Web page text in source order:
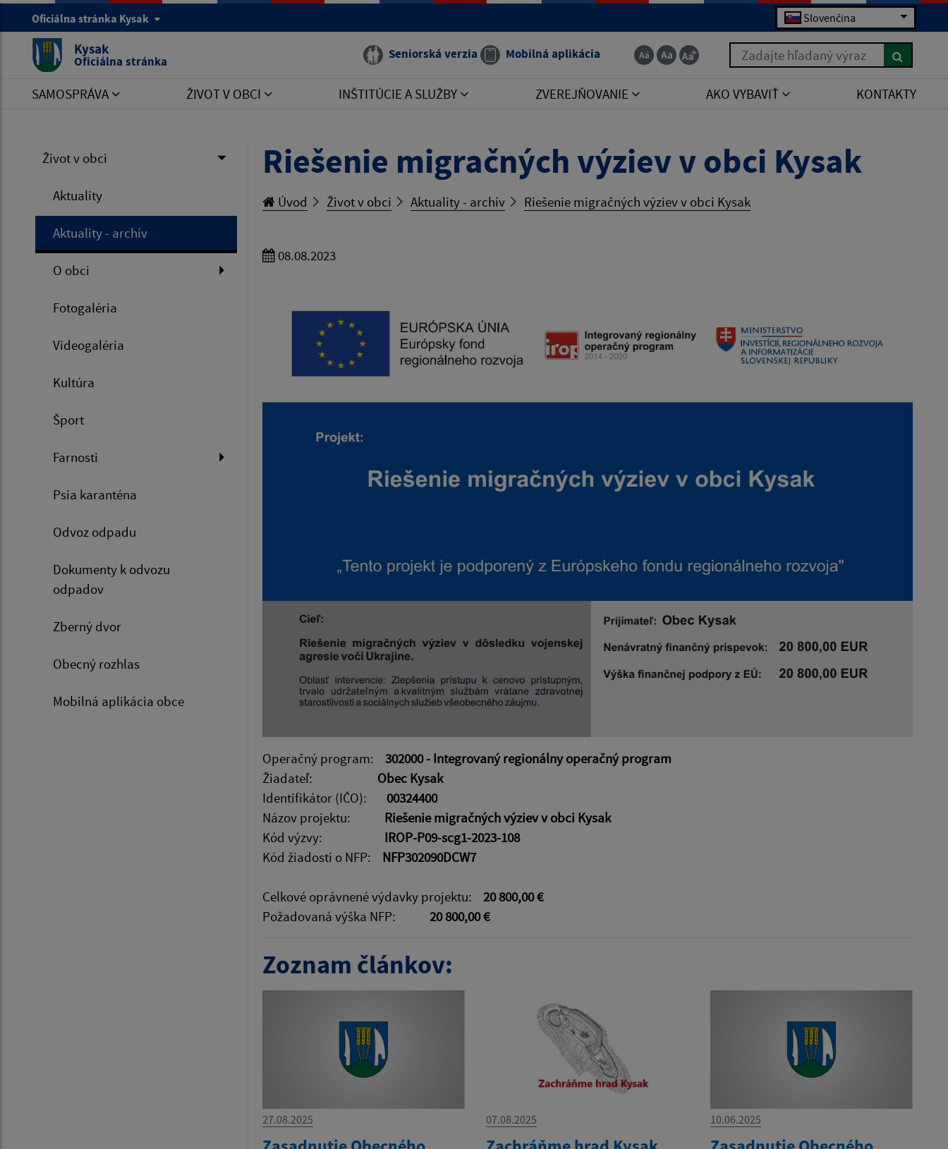
Oficiálna stránka Kysak Slovenčina
Kysak
Oficiálna stránka Seniorská verzia Mobilná aplikácia Zadajte hľadaný výraz
SAMOSPRÁVA ŽIVOT V OBCI INŠTITÚCIE A SLUŽBY ZVEREJŇOVANIE AKO VYBAVIŤ KONTAKTY
Život v obci
Aktuality
Aktuality - archív
O obci
Fotogaléria
Videogaléria
Kultúra
Šport
Farnosti
Psia karanténa
Odvoz odpadu
Dokumenty k odvozu
odpadov
Zberný dvor
Obecný rozhlas
Mobilná aplikácia obce
Riešenie migračných výziev v obci Kysak
Úvod Život v obci Aktuality - archív Riešenie migračných výziev v obci Kysak
08.08.2023
Operačný program:
302000 - Integrovaný regionálny operačný program
Žiadateľ:
Obec Kysak
Identifikátor (IČO): 00324400
Názov projektu:
Riešenie migračných výziev v obci Kysak
Kód výzvy: IROP-P09-scg1-2023-108
Kód žiadosti o NFP: NFP302090DCW7
Celkové oprávnené výdavky projektu: 20 800,00 €
Požadovaná výška NFP: 20 800,00 €
Zoznam článkov:
27.08.2025 07.08.2025 10.06.2025